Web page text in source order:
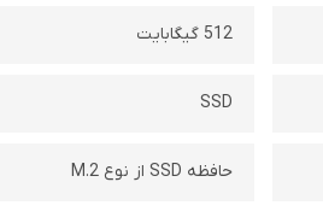
512 گیگابایت
SSD
حافظه SSD‌ از نوع M.2